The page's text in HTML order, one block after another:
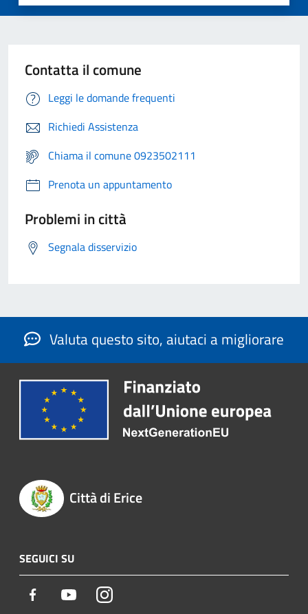
Contatta il comune
Leggi le domande frequenti
Richiedi Assistenza
Chiama il comune 0923502111
Prenota un appuntamento
Problemi in città
Segnala disservizio
Valuta questo sito, aiutaci a migliorare
Città di Erice
SEGUICI SU
Facebook YoutubeInstagram